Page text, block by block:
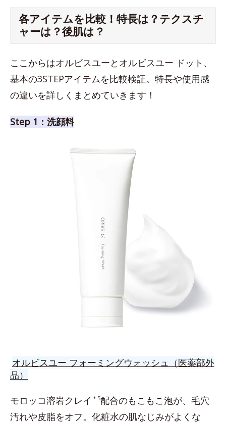
各アイテムを比較！特長は？テクスチ
ャーは？後肌は？
ここからはオルビスユーとオルビスユー ドット、
基本の3STEPアイテムを比較検証。特長や使用感
の違いを詳しくまとめていきます！
Step 1：洗顔料
オルビスユー フォーミングウォッシュ（医薬部外
品）
モロッコ溶岩クレイ ＊5配合のもこもこ泡が、毛穴
汚れや皮脂をオフ。化粧水の肌なじみがよくな